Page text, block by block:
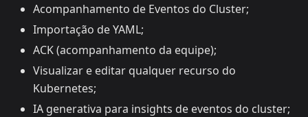
Acompanhamento de Eventos do Cluster;
Importação de YAML;
ACK (acompanhamento da equipe);
Visualizar e editar qualquer recurso do
Kubernetes;
IA generativa para insights de eventos do cluster;